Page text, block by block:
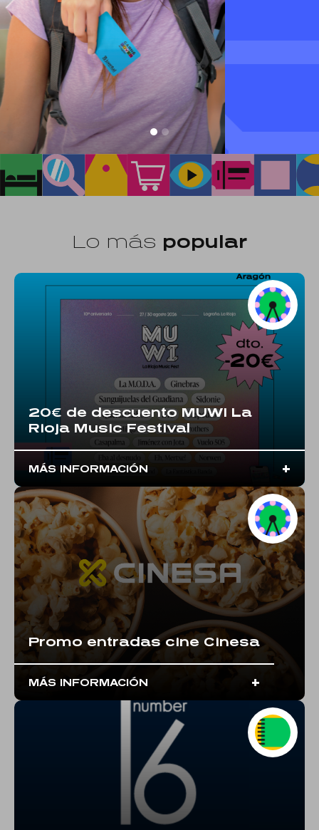
52.000 descuentos
Programa del Instituto Aragonés de la Juventud,
Caja Rural de Teruel con elobjetivo de contribuir
a mejorar la calidad de vida de los jóvenes
aragoneses.
Solicitar carné
Lo más popular
20€ de descuento MUWI La
Rioja Music Festival
MÁS INFORMACIÓN +
Promo entradas cine Cinesa
MÁS INFORMACIÓN +